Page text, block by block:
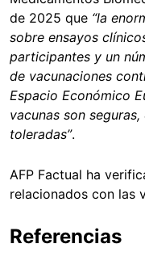
de 2025 que “la
sobre ensayos
participantes y un
de vacunaciones
Espacio Económico
vacunas son
toleradas”.
AFP Factual ha
relacionados con las
Referencias